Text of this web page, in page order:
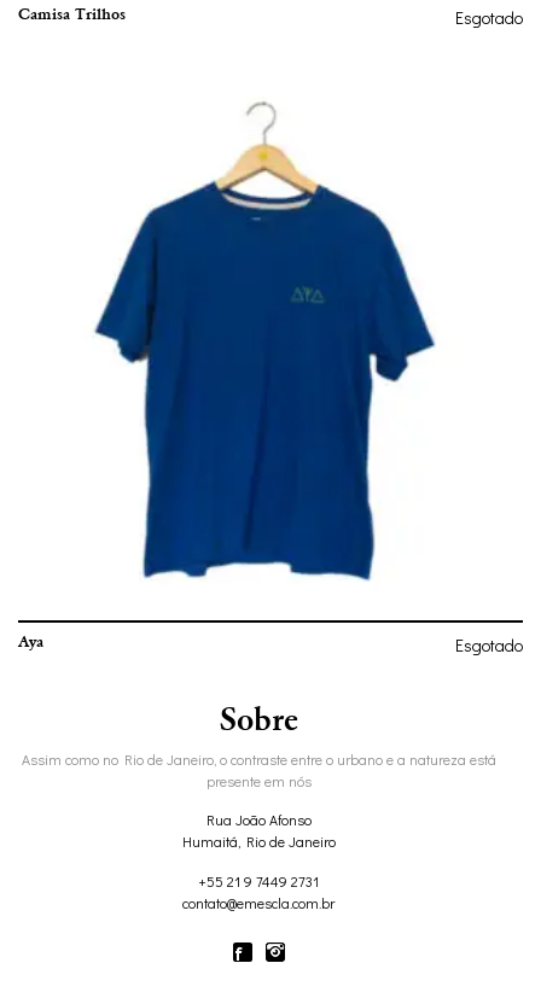
Sobre
Assim como no Rio de Janeiro, o contraste entre o urbano e a natureza está
presente em nós
Rua João Afonso
Humaitá, Rio de Janeiro
+55 21 9 7449 2731
contato@emescla.com.br
Camisa Trilhos Esgotado
Aya Esgotado